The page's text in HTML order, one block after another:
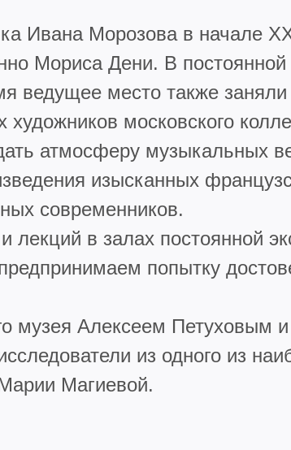
Ивана Морозова в начале
Мориса Дени. В постоянной
ведущее место также заняли
московского
атмосферу музыкальных
изысканных
современников.
в залах постоянной
попытку
музея Алексеем Петуховым
из одного из
Магиевой.